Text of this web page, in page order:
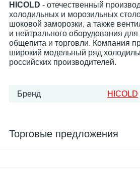
HICOLD - отечественный
холодильных и морозильных
шоковой заморозки, а также
и нейтрального оборудования
общепита и торговли. Компания
широкий модельный ряд
российских производителей.
Бренд HICOLD
Торговые предложения